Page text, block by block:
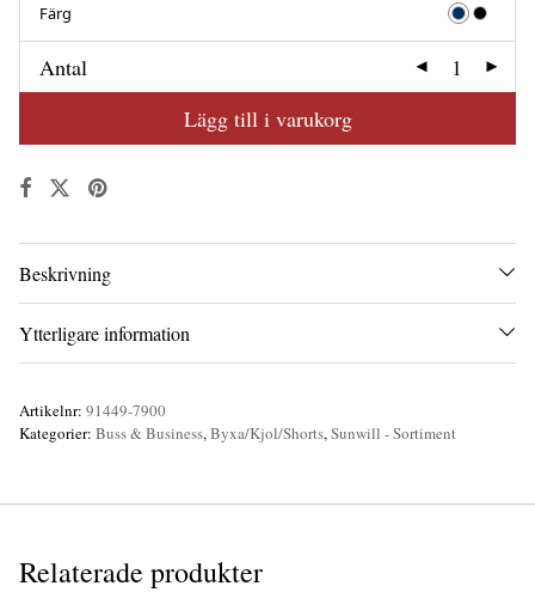
Färg
Antal
Lägg till i varukorg
Beskrivning
Ytterligare information
Artikelnr: 91449-7900
Kategorier: Buss & Business,Byxa/Kjol/Shorts,Sunwill - Sortiment
Relaterade produkter